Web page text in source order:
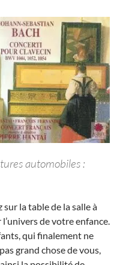
automobiles :
sur la table de la salle à
l’univers de votre enfance.
qui finalement ne
grand chose de vous,